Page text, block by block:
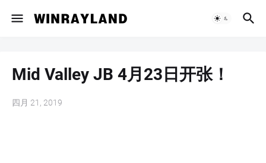
Mid Valley JB 4月23日开张！
四月 21, 2019